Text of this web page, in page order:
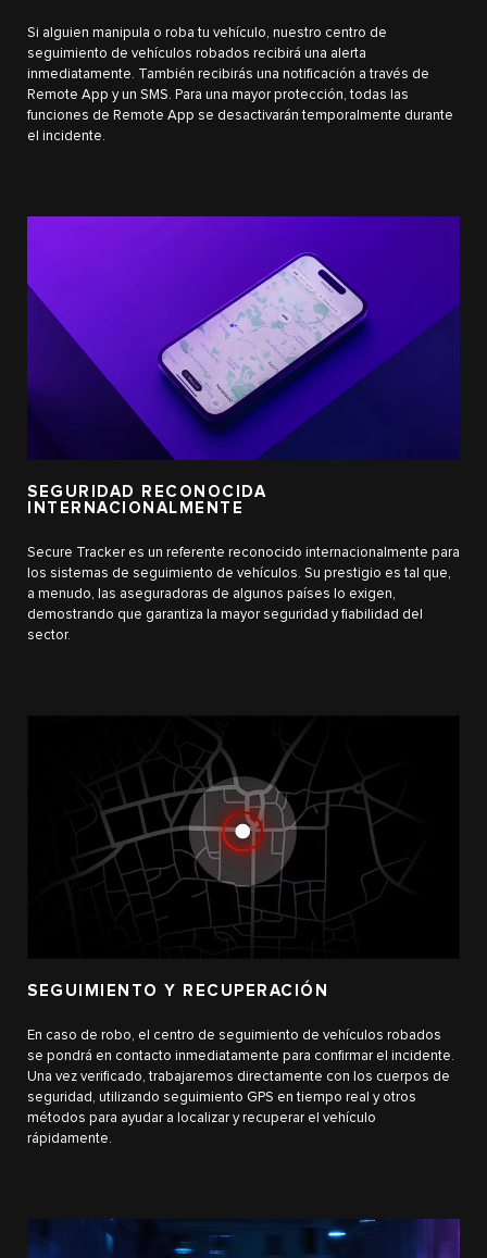
Si alguien manipula o roba tu vehículo, nuestro centro de
seguimiento de vehículos robados recibirá una alerta
inmediatamente. También recibirás una notificación a través de
Remote App y un SMS. Para una mayor protección, todas las
funciones de Remote App se desactivarán temporalmente durante
el incidente.
SEGURIDAD RECONOCIDA
INTERNACIONALMENTE
Secure Tracker es un referente reconocido internacionalmente para
los sistemas de seguimiento de vehículos. Su prestigio es tal que,
a menudo, las aseguradoras de algunos países lo exigen,
demostrando que garantiza la mayor seguridad y fiabilidad del
sector.
SEGUIMIENTO Y RECUPERACIÓN
En caso de robo, el centro de seguimiento de vehículos robados
se pondrá en contacto inmediatamente para confirmar el incidente.
Una vez verificado, trabajaremos directamente con los cuerpos de
seguridad, utilizando seguimiento GPS en tiempo real y otros
métodos para ayudar a localizar y recuperar el vehículo
rápidamente.